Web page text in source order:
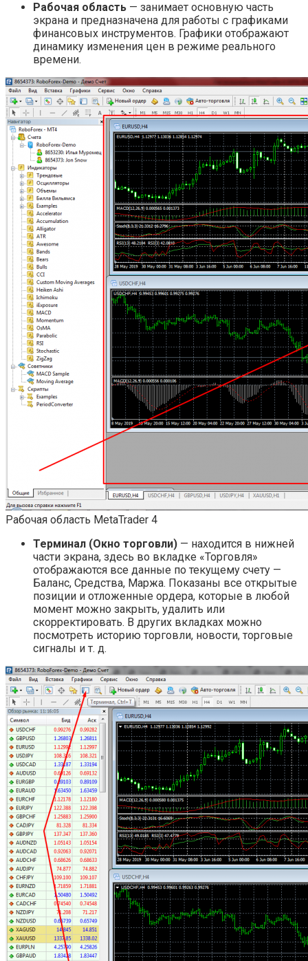
Рабочая область — занимает основную часть
экрана и предназначена для работы с графиками
финансовых инструментов. Графики отображают
динамику изменения цен в режиме реального
времени.
Рабочая область MetaTrader 4
Терминал (Окно торговли) — находится в нижней
части экрана, здесь во вкладке «Торговля»
отображаются все данные по текущему счету —
Баланс, Средства, Маржа. Показаны все открытые
позиции и отложенные ордера, которые в любой
момент можно закрыть, удалить или
скорректировать. В других вкладках можно
посмотреть историю торговли, новости, торговые
сигналы и т. д.